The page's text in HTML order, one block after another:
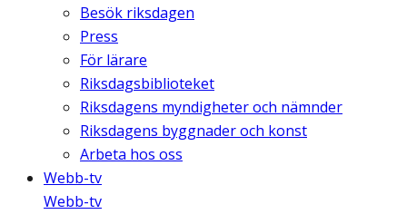
Besök riksdagen
Press
För lärare
Riksdagsbiblioteket
Riksdagens myndigheter och nämnder
Riksdagens byggnader och konst
Arbeta hos oss
Webb-tv
Webb-tv